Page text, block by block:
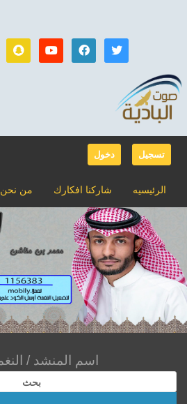
دخول تسجيل
من نحن شاركنا افكارك الرئيسيه
بحث